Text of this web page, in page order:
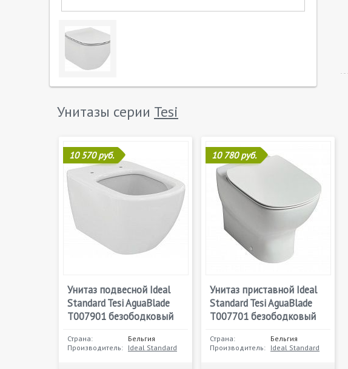
Унитазы серии Tesi
10 570 руб.
Унитаз подвесной Ideal
Standard Tesi AguaBlade
T007901 безободковый
Страна:
Бельгия
Производитель: Ideal Standard
10 780 руб.
Унитаз приставной Ideal
Standard Tesi AguaBlade
T007701 безободковый
Страна:
Бельгия
Производитель: Ideal Standard